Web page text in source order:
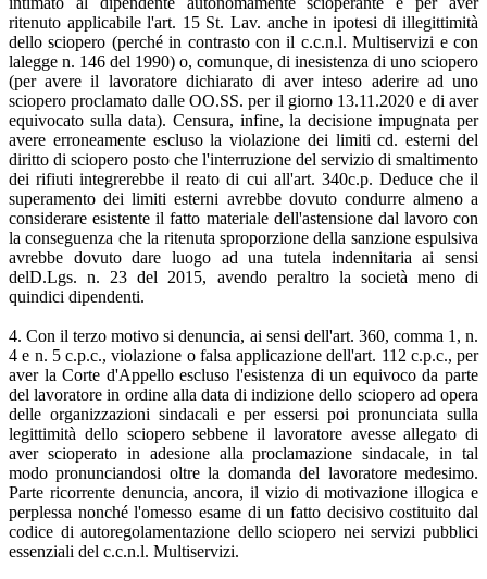
ritenuto applicabile l'art. 15 St. Lav. anche in ipotesi di illegittimità
dello sciopero (perché in contrasto con il c.c.n.l. Multiservizi e con
lalegge n. 146 del 1990) o, comunque, di inesistenza di uno sciopero
(per avere il lavoratore dichiarato di aver inteso aderire ad uno
sciopero proclamato dalle OO.SS. per il giorno 13.11.2020 e di aver
equivocato sulla data). Censura, infine, la decisione impugnata per
avere erroneamente escluso la violazione dei limiti cd. esterni del
diritto di sciopero posto che l'interruzione del servizio di smaltimento
dei rifiuti integrerebbe il reato di cui all'art. 340c.p. Deduce che il
superamento dei limiti esterni avrebbe dovuto condurre almeno a
considerare esistente il fatto materiale dell'astensione dal lavoro con
la conseguenza che la ritenuta sproporzione della sanzione espulsiva
avrebbe dovuto dare luogo ad una tutela indennitaria ai sensi
delD.Lgs. n. 23 del 2015, avendo peraltro la società meno di
quindici dipendenti.
4. Con il terzo motivo si denuncia, ai sensi dell'art. 360, comma 1, n.
4 e n. 5 c.p.c., violazione o falsa applicazione dell'art. 112 c.p.c., per
aver la Corte d'Appello escluso l'esistenza di un equivoco da parte
del lavoratore in ordine alla data di indizione dello sciopero ad opera
delle organizzazioni sindacali e per essersi poi pronunciata sulla
legittimità dello sciopero sebbene il lavoratore avesse allegato di
aver scioperato in adesione alla proclamazione sindacale, in tal
modo pronunciandosi oltre la domanda del lavoratore medesimo.
Parte ricorrente denuncia, ancora, il vizio di motivazione illogica e
perplessa nonché l'omesso esame di un fatto decisivo costituito dal
codice di autoregolamentazione dello sciopero nei servizi pubblici
essenziali del c.c.n.l. Multiservizi.